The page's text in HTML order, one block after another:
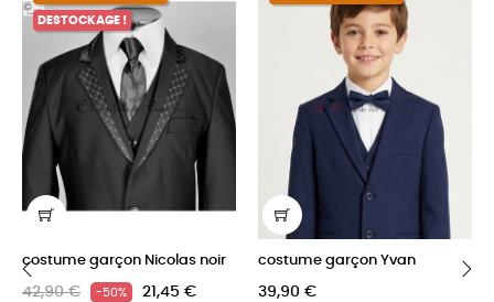
DESTOCKAGE !
costume garçon Nicolas noir
42,90 € -50% 21,45 €
costume garçon Yvan
39,90 €